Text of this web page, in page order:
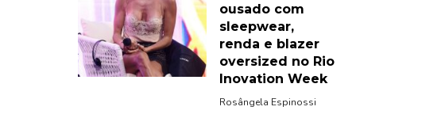
ousado com
sleepwear,
renda e blazer
oversized no Rio
Inovation Week
Rosângela Espinossi